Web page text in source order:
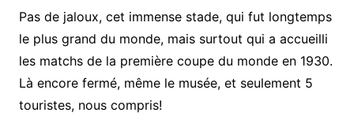
Pas de jaloux, cet immense stade, qui fut longtemps
le plus grand du monde, mais surtout qui a accueilli
les matchs de la première coupe du monde en 1930.
Là encore fermé, même le musée, et seulement 5
touristes, nous compris!